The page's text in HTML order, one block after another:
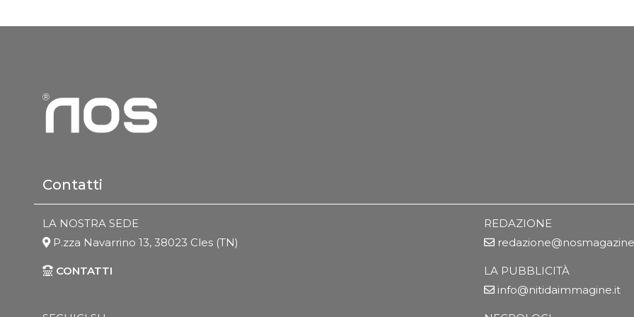
Contatti
LA NOSTRA SEDE
P.zza Navarrino 13, 38023 Cles (TN)
CONTATTI
REDAZIONE
LA PUBBLICITÀ
info@nitidaimmagine.it